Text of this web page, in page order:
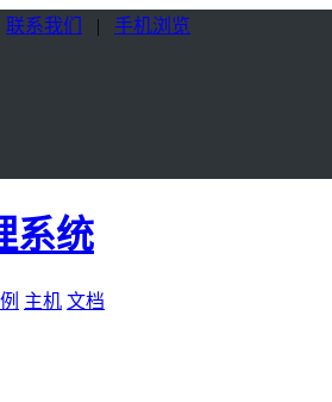
联系我们 | 手机浏览
系统
主机 文档